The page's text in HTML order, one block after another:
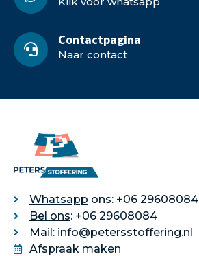
Contactpagina
Naar contact
Whatsapp ons: +06 29608084
Bel ons: +06 29608084
Mail: info@petersstoffering.nl
Afspraak maken